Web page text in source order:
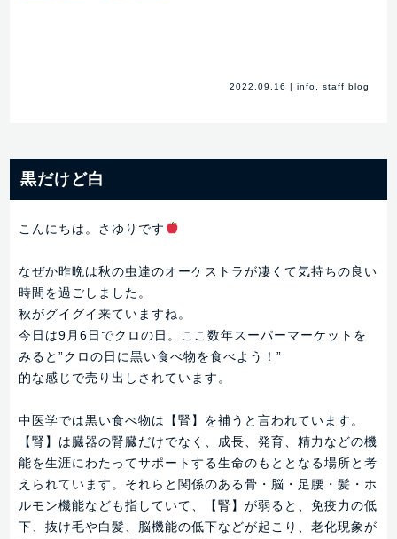
2022.09.16 | info staff blog
黒だけど白
こんにちは。さゆりです
なぜか昨晩は秋の虫達のオーケストラが凄くて気持ちの良い
時間を過ごしました。
秋がグイグイ来ていますね。
今日は9月6日でクロの日。ここ数年スーパーマーケットを
みると”クロの日に黒い食べ物を食べよう！”
的な感じで売り出しされています。
中医学では黒い食べ物は【腎】を補うと言われています。
【腎】は臓器の腎臓だけでなく、成長、発育、精力などの機
能を生涯にわたってサポートする生命のもととなる場所と考
えられています。それらと関係のある骨・脳・足腰・髪・ホ
ルモン機能なども指していて、【腎】が弱ると、免疫力の低
下、抜け毛や白髪、脳機能の低下などが起こり、老化現象が